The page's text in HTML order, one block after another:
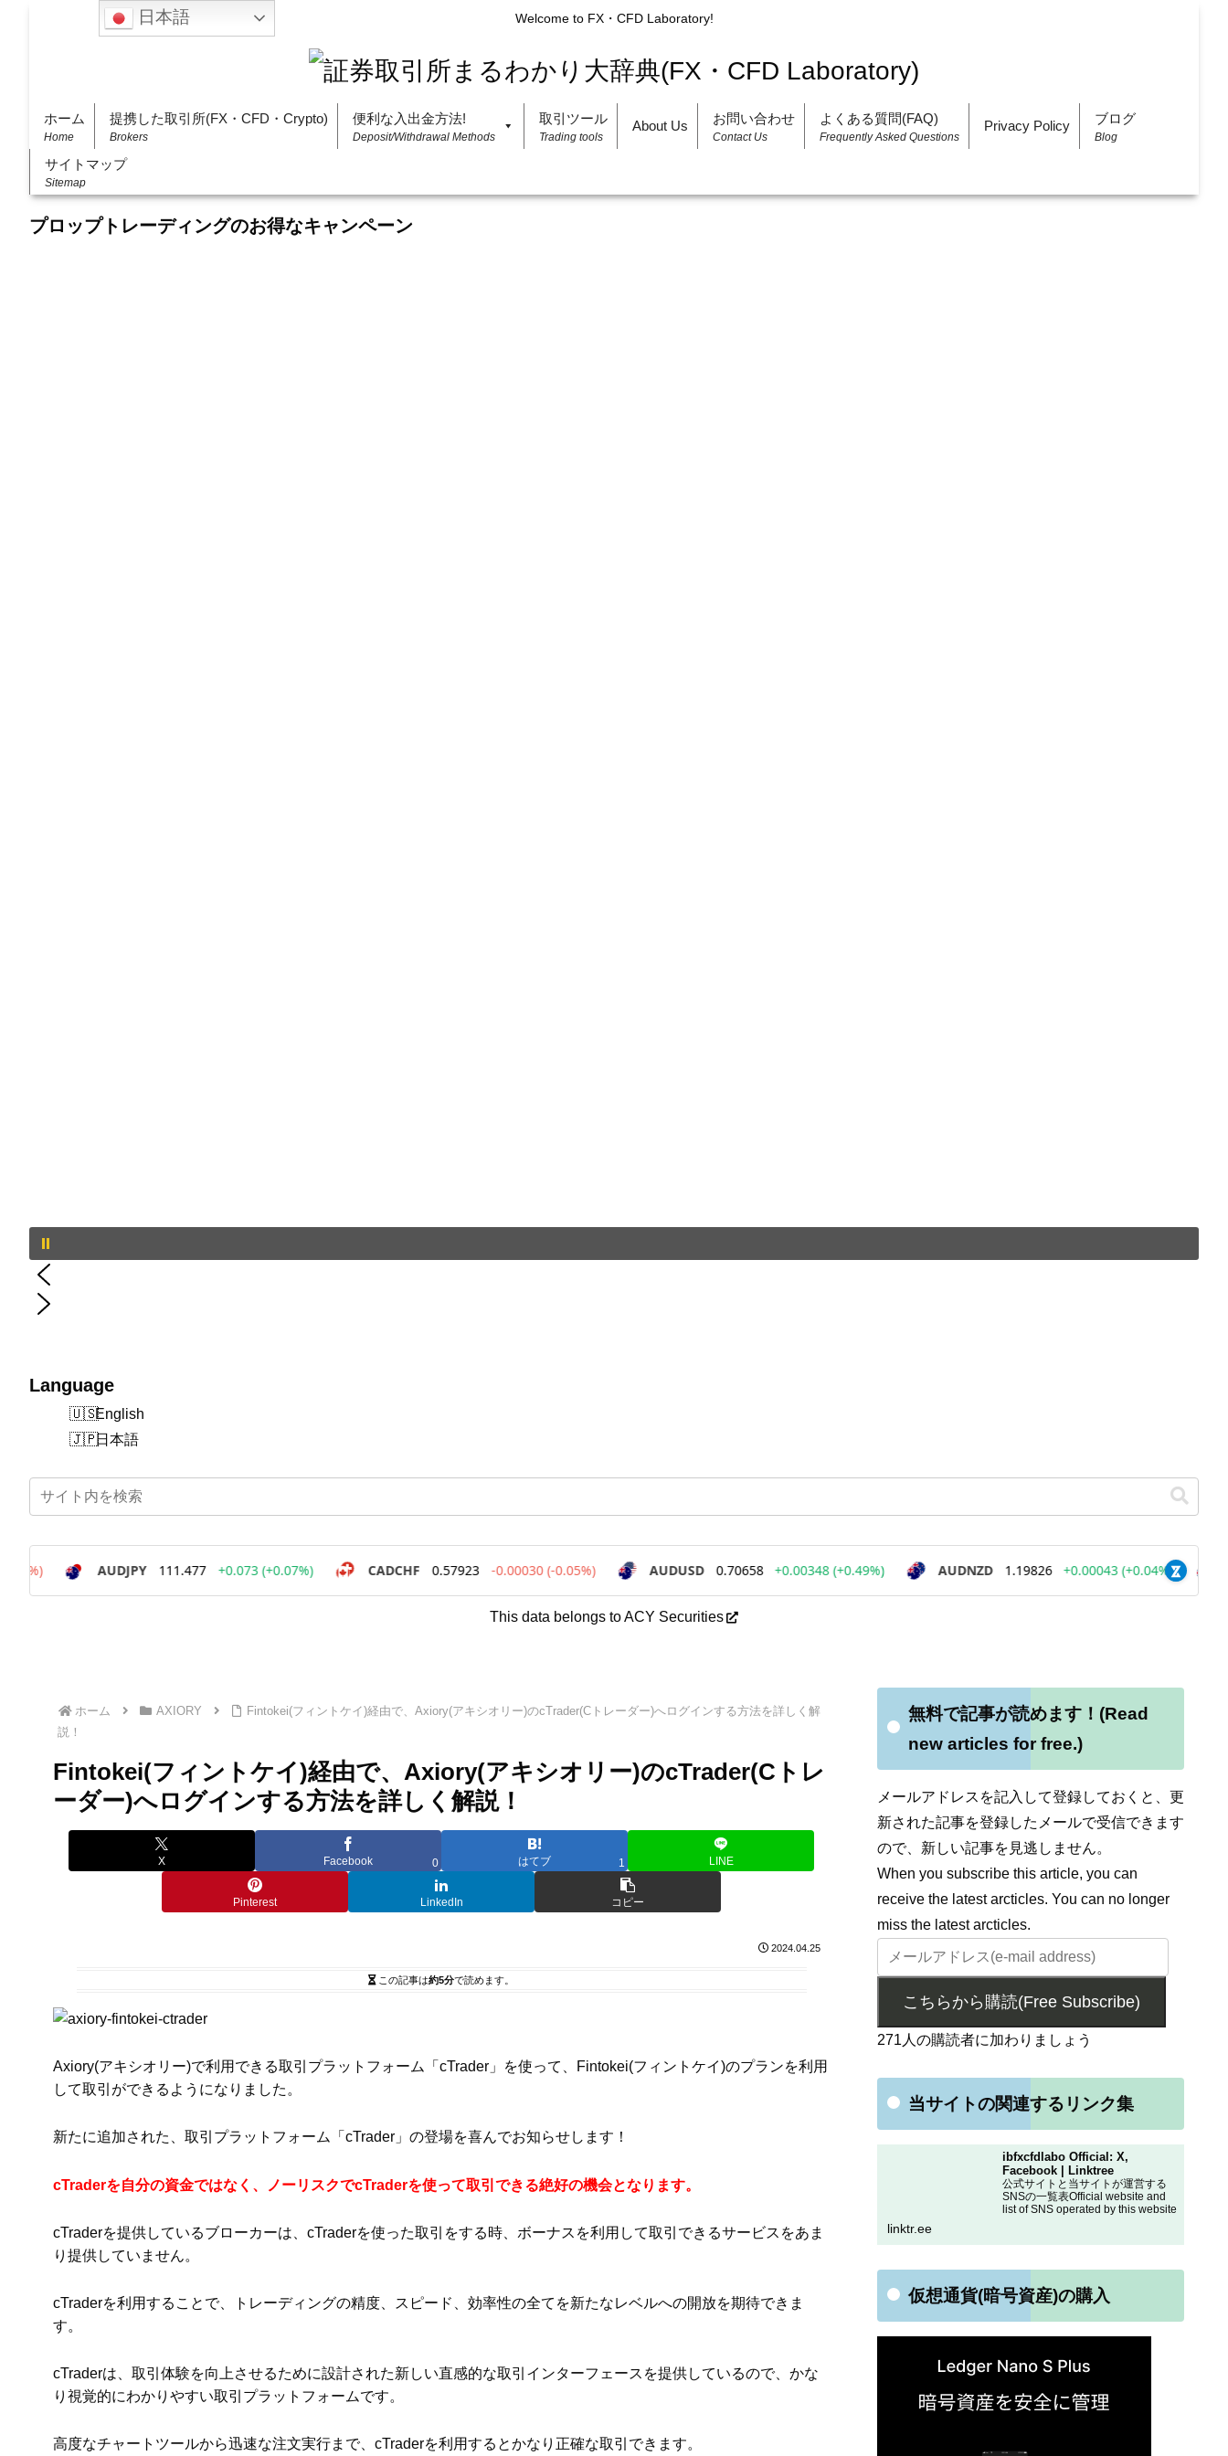
Welcome to FX・CFD Laboratory!
ホーム
Home
提携した取引所(FX・CFD・Crypto)
Brokers
便利な入出金方法!
Deposit/Withdrawal Methods
取引ツール
Trading tools
About Us お問い合わせ
Contact Us
よくある質問(FAQ)
Frequently Asked Questions
Privacy Policy ブログ
Blog
サイトマップ
Sitemap
プロップトレーディングのお得なキャンペーン
Language
English
日本語
This data belongs to ACY Securities
ホーム AXIORY
Fintokei(フィントケイ)経由で、Axiory(アキシオリー)のcTrader(Cトレーダー)へログインする方法を詳しく解
説！
Fintokei(フィントケイ)経由で、Axiory(アキシオリー)のcTrader(Cトレ
ーダー)へログインする方法を詳しく解説！
X Facebook 0 はてブ 1 LINE
Pinterest LinkedIn コピー
2024.04.25
この記事は約5分で読めます。
Axiory(アキシオリー)で利用できる取引プラットフォーム「cTrader」を使って、Fintokei(フィントケイ)のプランを利用
して取引ができるようになりました。
新たに追加された、取引プラットフォーム「cTrader」の登場を喜んでお知らせします！
cTraderを自分の資金ではなく、ノーリスクでcTraderを使って取引できる絶好の機会となります。
cTraderを提供しているブローカーは、cTraderを使った取引をする時、ボーナスを利用して取引できるサービスをあま
り提供していません。
cTraderを利用することで、トレーディングの精度、スピード、効率性の全てを新たなレベルへの開放を期待できま
す。
cTraderは、取引体験を向上させるために設計された新しい直感的な取引インターフェースを提供しているので、かな
り視覚的にわかりやすい取引プラットフォームです。
高度なチャートツールから迅速な注文実行まで、cTraderを利用するとかなり正確な取引できます。
無料で記事が読めます！(Read
new articles for free.)
メールアドレスを記入して登録しておくと、更
新された記事を登録したメールで受信できます
ので、新しい記事を見逃しません。
When you subscribe this article, you can
receive the latest arcticles. You can no longer
miss the latest arcticles.
こちらから購読(Free Subscribe)
271人の購読者に加わりましょう
当サイトの関連するリンク集
ibfxcfdlabo Official: X,
Facebook | Linktree
公式サイトと当サイトが運営する
SNSの一覧表Official website and
list of SNS operated by this website
linktr.ee
仮想通貨(暗号資産)の購入
日本語